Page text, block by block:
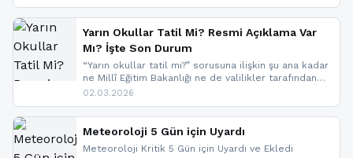
yapıldı. İşte son dakika meteoroloji gelişmeleri.
Yarın Okullar Tatil Mi? Resmi Açıklama Var
Mı? İşte Son Durum
“Yarın okullar tatil mi?” sorusuna ilişkin şu ana kadar
ne Millî Eğitim Bakanlığı ne de valilikler tarafından
yapılmış resmi bir tatil açıklaması bulunmamaktadır.
paylaşacağız. En hızlı şekilde haberdar olmak için
sitemizi takip edebilir ve bildirimleri açabilirsiniz.
02.03.2026
Meteoroloji 5 Gün için Uyardı
Meteoroloji Kritik 5 Gün için Uyardı ve Ekledi